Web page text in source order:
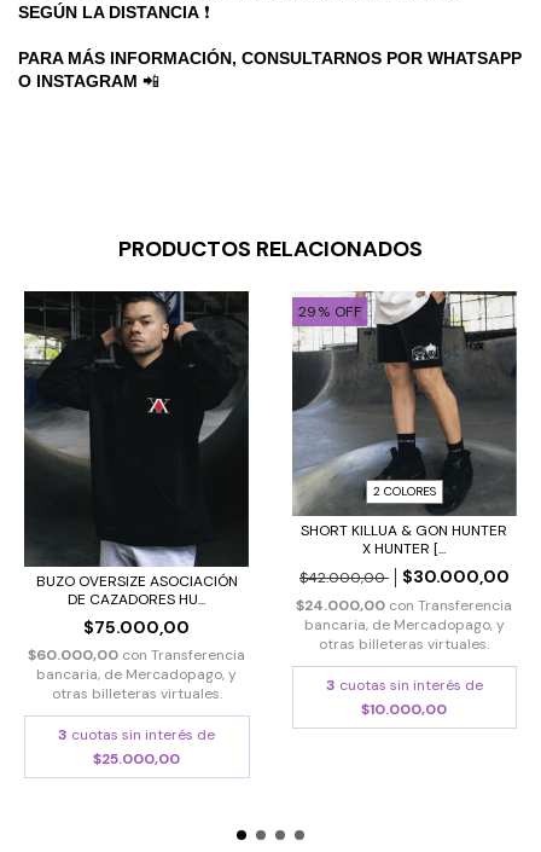
SEGÚN LA DISTANCIA ❗
PARA MÁS INFORMACIÓN, CONSULTARNOS POR WHATSAPP
O INSTAGRAM 📲
PRODUCTOS RELACIONADOS
BUZO OVERSIZE ASOCIACIÓN
DE CAZADORES HU...
$75.000,00
$60.000,00 con Transferencia
bancaria, de Mercadopago, y
otras billeteras virtuales.
3 cuotas sin interés de
$25.000,00
29% OFF
2 COLORES
SHORT KILLUA & GON HUNTER
X HUNTER [...
$42.000,00
$30.000,00
$24.000,00 con Transferencia
bancaria, de Mercadopago, y
otras billeteras virtuales.
3 cuotas sin interés de
$10.000,00